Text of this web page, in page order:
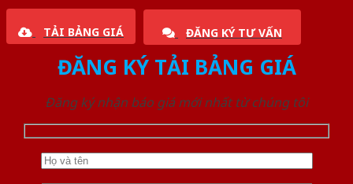
TẢI BẢNG GIÁ ĐĂNG KÝ TƯ VẤN
ĐĂNG KÝ TẢI BẢNG GIÁ
Đăng ký nhận báo giá mới nhất từ chúng tôi